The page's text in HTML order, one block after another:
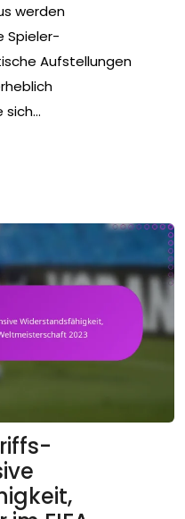
werden
Spieler-
Aufstellungen
sich…